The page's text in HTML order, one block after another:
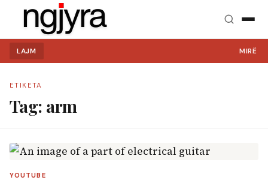
LAJM MIRË
ETIKETA
Tag: arm
YOUTUBE